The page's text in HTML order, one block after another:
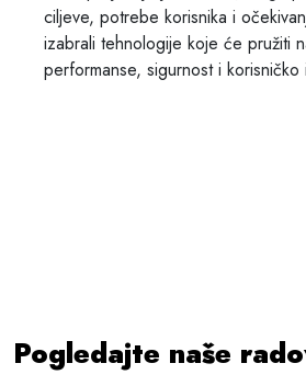
ciljeve, potrebe korisnika i
izabrali tehnologije koje će pružiti
performanse, sigurnost i korisničko
Pogledajte naše